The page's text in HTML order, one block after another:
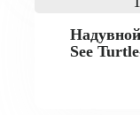
See